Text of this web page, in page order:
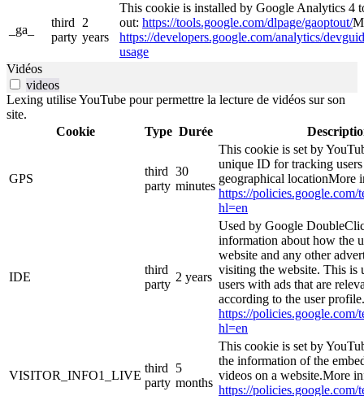
_ga_
third
party
2
years
This cookie is installed by Google Analytics 4
out: https://tools.google.com/dlpage/gaoptout/
https://developers.google.com/analytics/
usage
Vidéos
videos
Lexing utilise YouTube pour permettre la lecture de vidéos sur son
site.
Cookie
Type Durée
GPS
third
party
30
minutes
This cookie is set by
unique ID for tracking
geographical locationMore
https://policies.google.com/
hl=en
IDE
third
party
2 years
Used by Google
information about how the
website and any other
visiting the website. This is
users with ads that are
according to the user
https://policies.google.com/
hl=en
VISITOR_INFO1_LIVE
third
party
5
months
This cookie is set by
the information of the
videos on a website.More
https://policies.google.com/